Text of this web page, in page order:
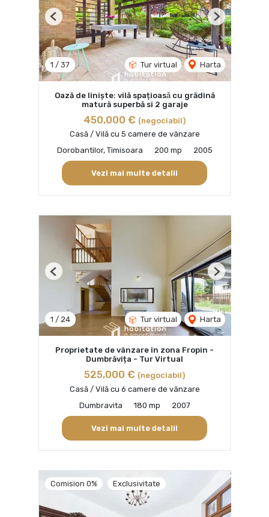
1 / 37 Tur virtual Harta
Previous Next
Oază de liniște: vilă spațioasǎ cu grădină
matură superbă si 2 garaje
450,000 € (negociabil)
Casă / Vilă cu 5 camere de vânzare
Dorobantilor, Timisoara
200 mp 2005
Vezi mai multe detalii
1 / 24 Tur virtual Harta
Previous Next
Proprietate de vânzare în zona Fropin -
Dumbrăvița - Tur Virtual
525,000 € (negociabil)
Casă / Vilă cu 6 camere de vânzare
Dumbravita
180 mp 2007
Vezi mai multe detalii
Comision 0% Exclusivitate